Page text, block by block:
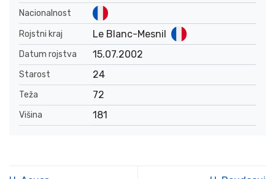
Nacionalnost
Rojstni kraj
Le Blanc-Mesnil
Datum rojstva 15.07.2002
Starost 24
Teža 72
Višina 181